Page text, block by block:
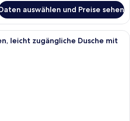
auswählen und Preise sehen
Ein Hotelzimmer mit zwei Betten,
leicht zugängliche Dusche mit